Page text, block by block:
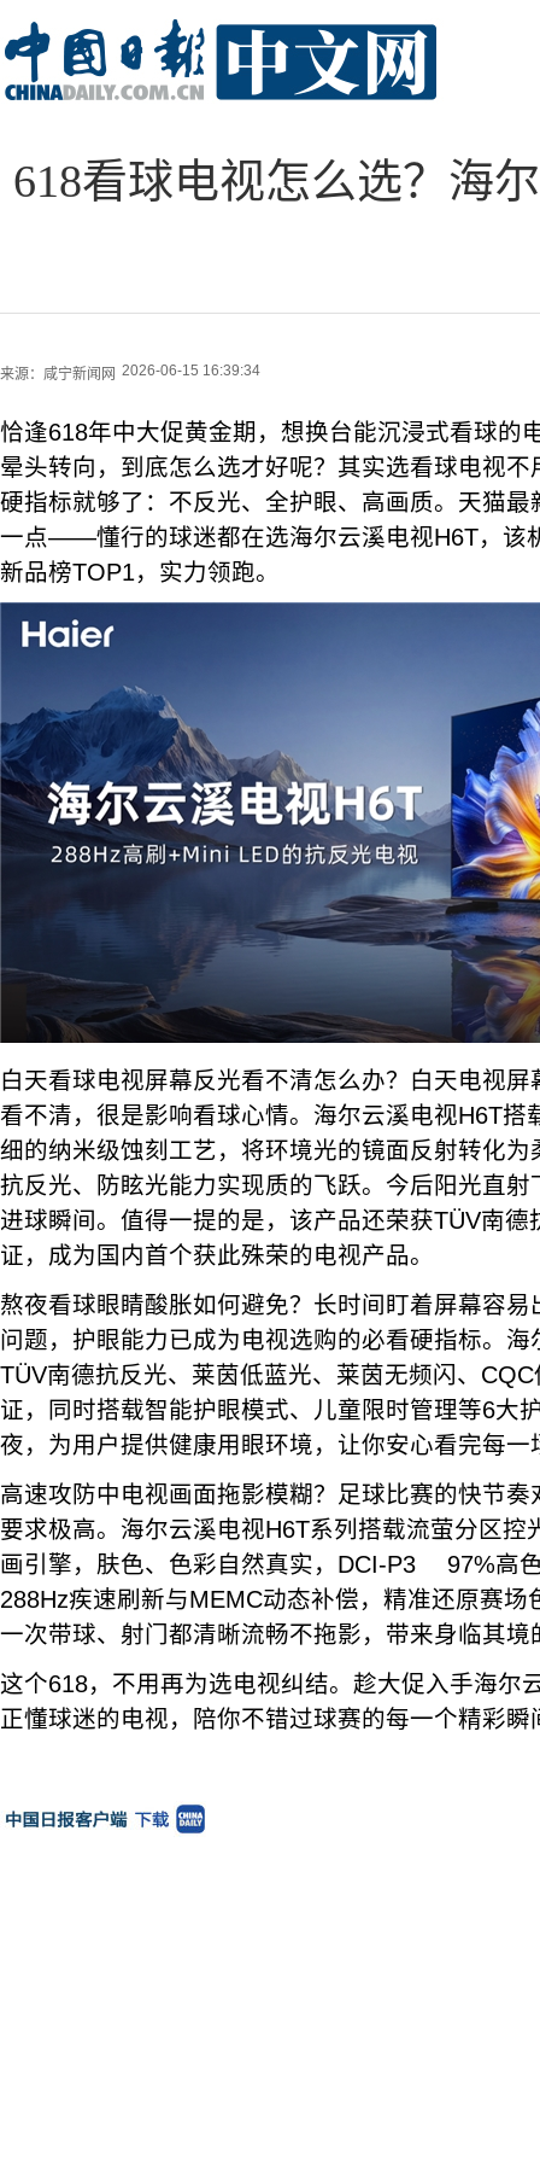
618看球电视怎么选？海
来源： 咸宁新闻网 2026-06-15 16:39:34
恰逢618年中大促黄金期，想换台能沉浸式看球的
晕头转向，到底怎么选才好呢？其实选看球电视
硬指标就够了：不反光、全护眼、高画质。天猫
一点——懂行的球迷都在选海尔云溪电视H6T，该
新品榜TOP1，实力领跑。
白天看球电视屏幕反光看不清怎么办？白天电视
看不清，很是影响看球心情。海尔云溪电视H6T搭
细的纳米级蚀刻工艺，将环境光的镜面反射转化
抗反光、防眩光能力实现质的飞跃。今后阳光直
进球瞬间。值得一提的是，该产品还荣获TÜV南德
证，成为国内首个获此殊荣的电视产品。
熬夜看球眼睛酸胀如何避免？长时间盯着屏幕容
问题，护眼能力已成为电视选购的必看硬指标。海
TÜV南德抗反光、莱茵低蓝光、莱茵无频闪、
证，同时搭载智能护眼模式、儿童限时管理等6大
夜，为用户提供健康用眼环境，让你安心看完每一
高速攻防中电视画面拖影模糊？足球比赛的快节
要求极高。海尔云溪电视H6T系列搭载流萤分区控
画引擎，肤色、色彩自然真实，DCI-P3 97%高
288Hz疾速刷新与MEMC动态补偿，精准还原赛场
一次带球、射门都清晰流畅不拖影，带来身临其境
这个618，不用再为选电视纠结。趁大促入手海尔
正懂球迷的电视，陪你不错过球赛的每一个精彩瞬